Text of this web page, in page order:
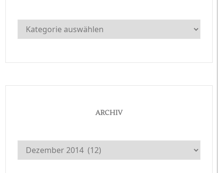
Kategorien
ARCHIV
Archiv